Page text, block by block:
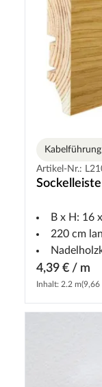
Artikel-Nr.:
B x H: 16
220 cm
4,39 € / m
Inhalt: 2.2 m(9,66